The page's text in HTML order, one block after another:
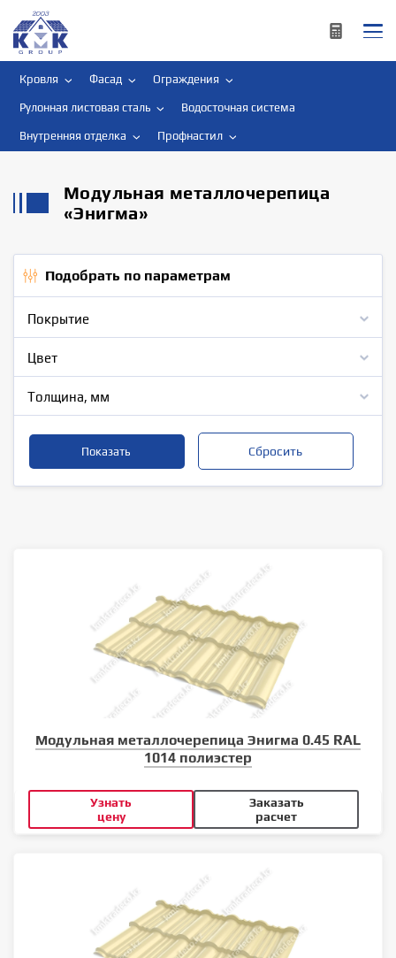
Кровля Фасад Ограждения
Рулонная листовая сталь Водосточная система
Внутренняя отделка Профнастил
Модульная металлочерепица
«Энигма»
Подобрать по параметрам
Покрытие
Цвет
Толщина, мм
Модульная металлочерепица Энигма 0.45 RAL
1014 полиэстер
Узнать
цену
Заказать
расчет